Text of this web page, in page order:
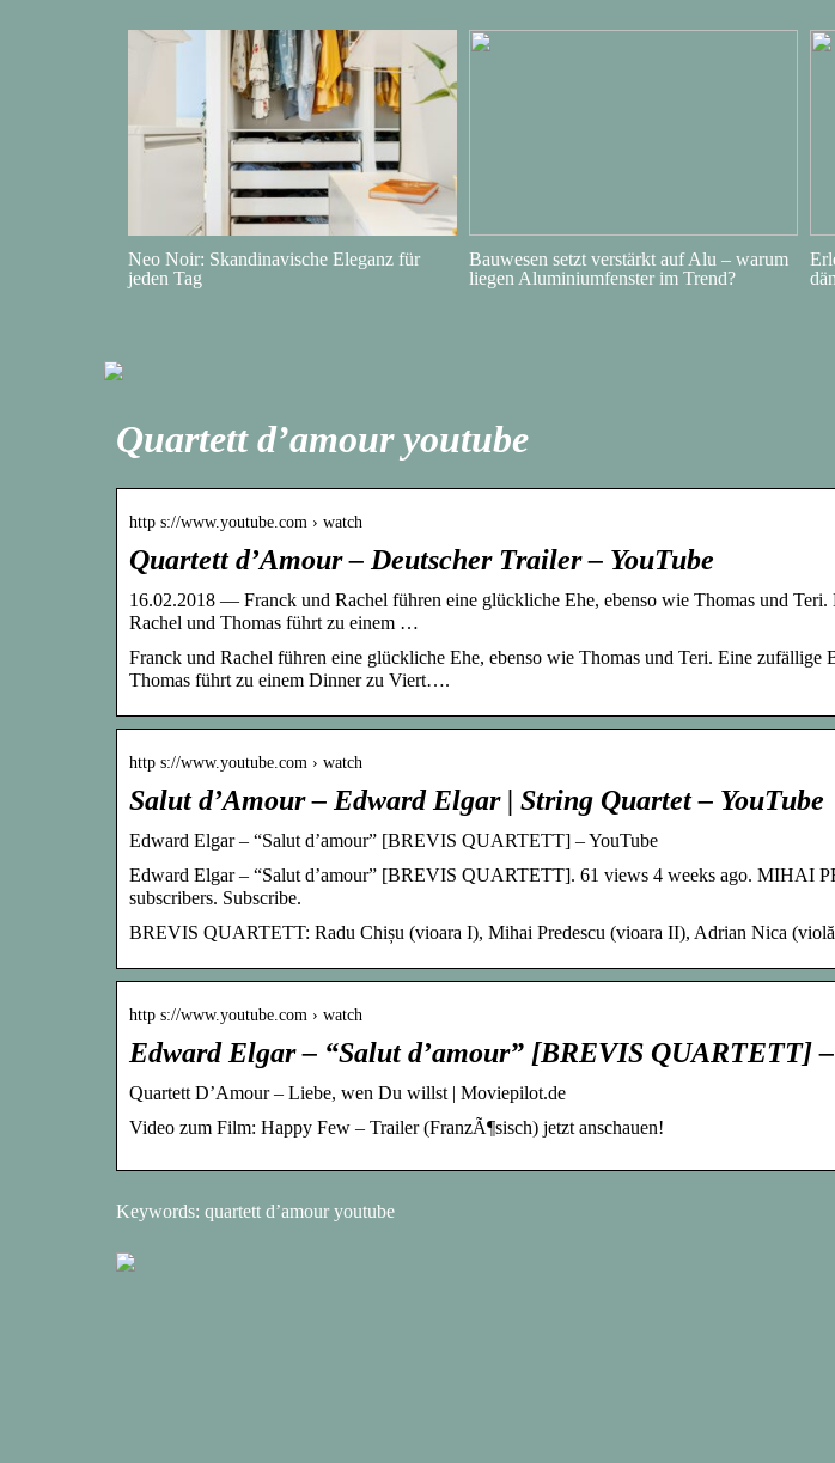
Neo Noir: Skandinavische Eleganz für
jeden Tag
Bauwesen setzt verstärkt auf Alu – warum
liegen Aluminiumfenster im Trend?
Quartett d’amour youtube
http s://www.youtube.com › watch
Quartett d’Amour – Deutscher Trailer – YouTube
16.02.2018 — Franck und Rachel führen eine glückliche Ehe, ebenso wie Thomas und
Rachel und Thomas führt zu einem …
Franck und Rachel führen eine glückliche Ehe, ebenso wie Thomas und Teri. Eine zufällige
Thomas führt zu einem Dinner zu Viert….
http s://www.youtube.com › watch
Salut d’Amour – Edward Elgar | String Quartet – YouTube
Edward Elgar – “Salut d’amour” [BREVIS QUARTETT] – YouTube
Edward Elgar – “Salut d’amour” [BREVIS QUARTETT]. 61 views 4 weeks ago. MIHAI
subscribers. Subscribe.
BREVIS QUARTETT: Radu Chișu (vioara I), Mihai Predescu (vioara II), Adrian Nica
http s://www.youtube.com › watch
Edward Elgar – “Salut d’amour” [BREVIS QUARTETT] –
Quartett D’Amour – Liebe, wen Du willst | Moviepilot.de
Video zum Film: Happy Few – Trailer (FranzÃ¶sisch) jetzt anschauen!
Keywords: quartett d’amour youtube